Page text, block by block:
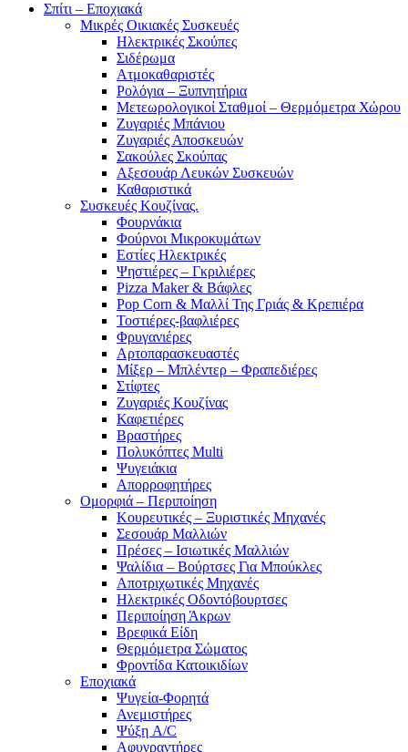
Σπίτι – Εποχιακά
Μικρές Οικιακές Συσκευές
Ηλεκτρικές Σκούπες
Σιδέρωμα
Ατμοκαθαριστές
Ρολόγια – Ξυπνητήρια
Μετεωρολογικοί Σταθμοί – Θερμόμετρα Χώρου
Ζυγαριές Μπάνιου
Ζυγαριές Αποσκευών
Σακούλες Σκούπας
Αξεσουάρ Λευκών Συσκευών
Καθαριστικά
Συσκευές Κουζίνας.
Φουρνάκια
Φούρνοι Μικροκυμάτων
Εστίες Ηλεκτρικές
Ψηστιέρες – Γκριλιέρες
Pizza Maker & Βάφλες
Pop Corn & Μαλλί Της Γριάς & Κρεπιέρα
Τοστιέρες-βαφλιέρες
Φρυγανιέρες
Αρτοπαρασκευαστές
Μίξερ – Μπλέντερ – Φραπεδιέρες
Στίφτες
Ζυγαριές Κουζίνας
Καφετιέρες
Βραστήρες
Πολυκόπτες Multi
Ψυγειάκια
Απορροφητήρες
Ομορφιά – Περιποίηση
Κουρευτικές – Ξυριστικές Μηχανές
Σεσουάρ Μαλλιών
Πρέσες – Ισιωτικές Μαλλιών
Ψαλίδια – Βούρτσες Για Μπούκλες
Αποτριχωτικές Μηχανές
Ηλεκτρικές Οδοντόβουρτσες
Περιποίηση Άκρων
Βρεφικά Είδη
Θερμόμετρα Σώματος
Φροντίδα Κατοικιδίων
Εποχιακά
Ψυγεία-Φορητά
Ανεμιστήρες
Ψύξη A/C
Αφυγραντήρες